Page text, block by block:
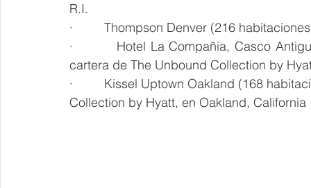
R.I.
·         Thompson Denver (216
·         Hotel La Compañia, Casco
cartera de The Unbound Collection by
·         Kissel Uptown Oakland (168
Collection by Hyatt, en Oakland, California